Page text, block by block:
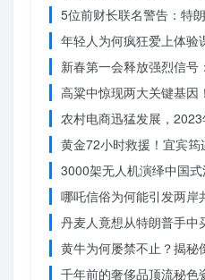
5位前财长联名警告：特
年轻人为何疯狂爱上体验
新春第一会释放强烈信
高粱中惊现两大关键基因
农村电商迅猛发展，
黄金72小时救援！宜宾
3000架无人机演绎中国式
哪吒信俗为何能引发两岸
丹麦人竟想从特朗普手中
黄牛为何屡禁不止？揭秘
千年前的奢侈品顶流秘色